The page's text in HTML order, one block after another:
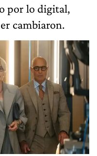
por lo digital,
cambiaron.